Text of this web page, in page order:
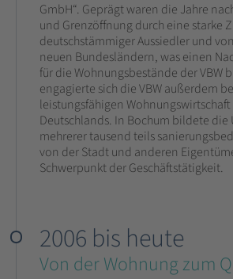
GmbH“. Geprägt waren die Jahre
und Grenzöffnung durch eine starke
deutschstämmiger Aussiedler und
neuen Bundesländern, was einen
für die Wohnungsbestände der VBW
engagierte sich die VBW außerdem
leistungsfähigen Wohnungswirtschaft
Deutschlands. In Bochum bildete die
mehrerer tausend teils
von der Stadt und anderen
Schwerpunkt der Geschäftstätigkeit.
2006 bis heute
Von der Wohnung zum